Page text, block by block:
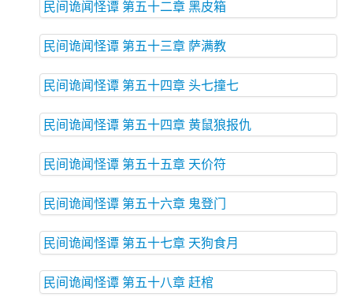
民间诡闻怪谭 第五十二章 黑皮箱
民间诡闻怪谭 第五十三章 萨满教
民间诡闻怪谭 第五十四章 头七撞七
民间诡闻怪谭 第五十四章 黄鼠狼报仇
民间诡闻怪谭 第五十五章 天价符
民间诡闻怪谭 第五十六章 鬼登门
民间诡闻怪谭 第五十七章 天狗食月
民间诡闻怪谭 第五十八章 赶棺